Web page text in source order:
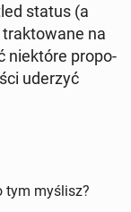
status (a
na
nie­któ­re pro­po­
uderzyć
tym myślisz?